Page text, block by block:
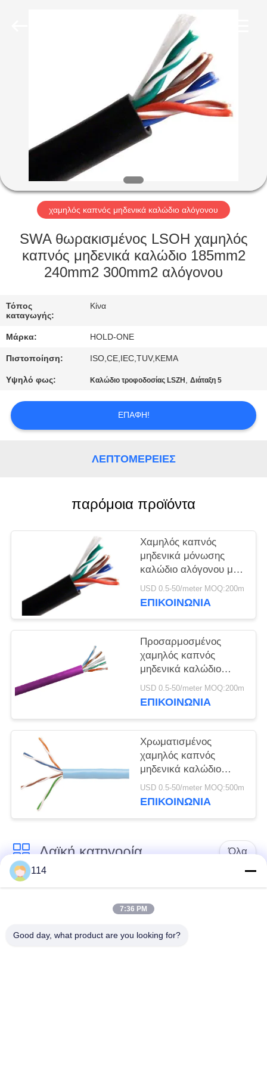
ΒΊΝΤΕΟ
ΠΕΡΊΠΟΥ
ΕΜΕΊΣ
ΓΎΡΟΣ
ΕΡΓΟΣΤΑΣΊΩΝ
ΈΛΕΓΧΟΣ
ΜΑΣ
ΕΛΆΤΕ
ΣΕ
ΕΠΑΦΉ
ΜΕ
SITEMAP
ΠΟΛΙΤΙΚΉ
ΑΠΟΡΡΉΤΟΥ
χαμηλός καπνός μηδενικά καλώδιο αλόγονου
SWA θωρακισμένος LSOH χαμηλός
καπνός μηδενικά καλώδιο 185mm2
240mm2 300mm2 αλόγονου
Τόπος
καταγωγής:
Κίνα
Μάρκα: HOLD-ONE
Πιστοποίηση: ISO,CE,IEC,TUV,KEMA
Υψηλό φως: Καλώδιο τροφοδοσίας LSZH ,Διάταξη 5
ΕΠΑΦΉ!
ΛΕΠΤΟΜΈΡΕΙΕΣ
παρόμοια προϊόντα
Χαμηλός καπνός
μηδενικά μόνωσης
καλώδιο αλόγονου με
τον πολυ αγωγό $cu
πυρήνων
USD 0.5-50/meter MOQ:200m
ΕΠΙΚΟΙΝΩΝΙΑ
Προσαρμοσμένος
χαμηλός καπνός
μηδενικά καλώδιο
1.5mm2 χρώματος
αλόγονου - προστασία
USD 0.5-50/meter MOQ:200m
ΕΠΙΚΟΙΝΩΝΙΑ
Χρωματισμένος
χαμηλός καπνός
μηδενικά καλώδιο
αλόγονου Multicore για
τα κτήρια νοσοκομείων
USD 0.5-50/meter MOQ:500m
ΕΠΙΚΟΙΝΩΝΙΑ
Λαϊκή κατηγορία Όλα
Xlpe με μόνωση
Μόνωση από PVC
καλωδίου
μεταλλικά μονωμένα
θωρακισμένο
114
7:36 PM
Good day, what product are you looking for?